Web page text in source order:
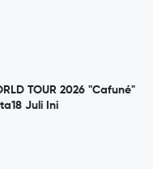
TOUR 2026 "Cafuné"
Juli Ini